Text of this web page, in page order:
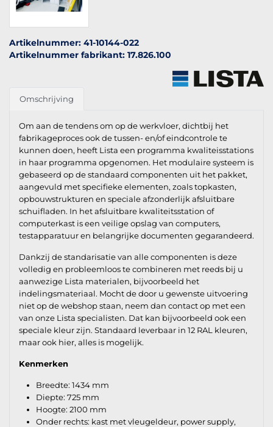
Artikelnummer: 41-10144-022
Artikelnummer fabrikant: 17.826.100
Omschrijving
Om aan de tendens om op de werkvloer, dichtbij het
fabrikageproces ook de tussen- en/of eindcontrole te
kunnen doen, heeft Lista een programma kwaliteisstations
in haar programma opgenomen. Het modulaire systeem is
gebaseerd op de standaard componenten uit het pakket,
aangevuld met specifieke elementen, zoals topkasten,
opbouwstrukturen en speciale afzonderlijk afsluitbare
schuifladen. In het afsluitbare kwaliteitsstation of
computerkast is een veilige opslag van computers,
testapparatuur en belangrijke documenten gegarandeerd.
Dankzij de standarisatie van alle componenten is deze
volledig en probleemloos te combineren met reeds bij u
aanwezige Lista materialen, bijvoorbeeld het
indelingsmateriaal. Mocht de door u gewenste uitvoering
niet op de webshop staan, neem dan contact op met een
van onze Lista specialisten. Dat kan bijvoorbeeld ook een
speciale kleur zijn. Standaard leverbaar in 12 RAL kleuren,
maar ook hier, alles is mogelijk.
Kenmerken
Breedte: 1434 mm
Diepte: 725 mm
Hoogte: 2100 mm
Onder rechts: kast met vleugeldeur, power supply,